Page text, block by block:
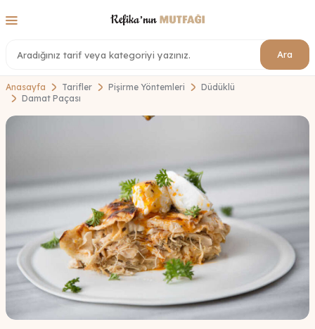
Ara
Anasayfa Tarifler Pişirme Yöntemleri
Düdüklü
Damat Paçası